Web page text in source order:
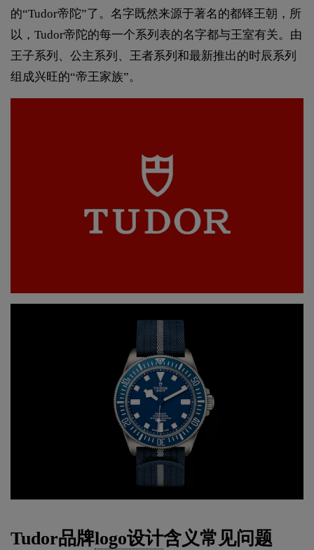
的“Tudor帝陀”了。名字既然来源于著名的都铎王朝，所
以，Tudor帝陀的每一个系列表的名字都与王室有关。由
王子系列、公主系列、王者系列和最新推出的时辰系列
组成兴旺的“帝王家族”。
Tudor品牌logo设计含义常见问题